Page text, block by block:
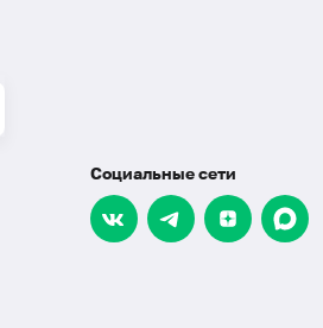
Социальные сети